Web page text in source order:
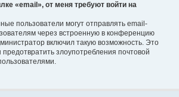
«email», от меня требуют войти на
пользователи могут отправлять email-
через встроенную в конференцию
включил такую возможность. Это
злоупотребления почтовой